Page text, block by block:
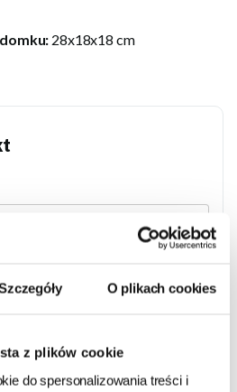
O plikach cookies
z plików cookie
do spersonalizowania treści i
28x18x18 cm